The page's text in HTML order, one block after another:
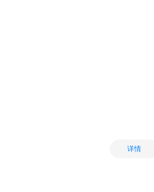
详情